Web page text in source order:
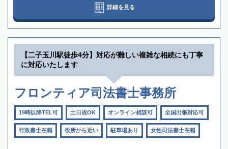
詳細を見る
【二子玉川駅徒歩4分】対応が難しい複雑な相続にも丁寧
に対応いたします
フロンティア司法書士事務所
19時以降TEL可 土日祝OK オンライン相談可 全国出張対応可
行政書士在籍 役所から近い 駐車場あり 女性司法書士在籍